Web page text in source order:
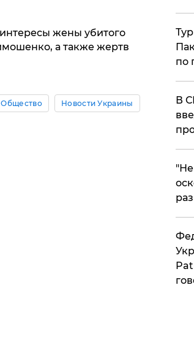
жены убитого
а также жертв
Общество Новости Украины
по
В